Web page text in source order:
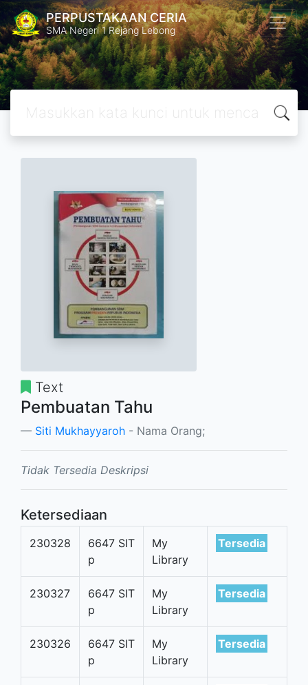
PERPUSTAKAAN CERIA
SMA Negeri 1 Rejang Lebong
Text
Pembuatan Tahu
Siti Mukhayyaroh - Nama Orang;
Tidak Tersedia Deskripsi
Ketersediaan
230328
6647 SIT
p
My
Library
Tersedia
230327
6647 SIT
p
My
Library
Tersedia
230326
6647 SIT
p
My
Library
Tersedia